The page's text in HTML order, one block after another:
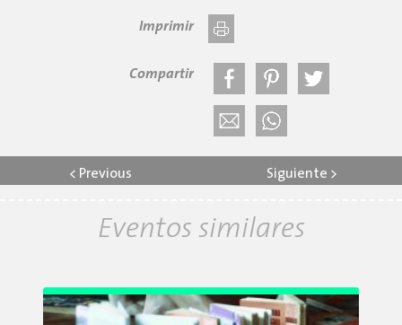
Imprimir
Compartir
< Previous Siguiente >
Eventos similares